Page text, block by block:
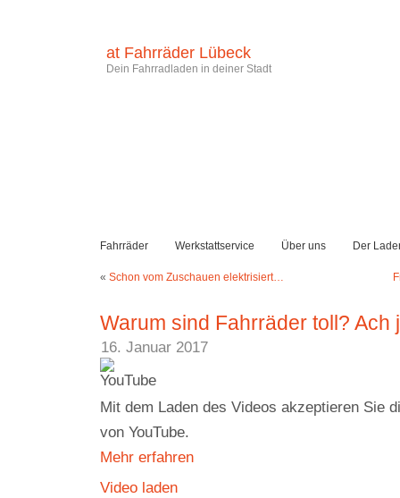
at Fahrräder Lübeck
Dein Fahrradladen in deiner Stadt
Fahrräder Werkstattservice Über uns Der
« Schon vom Zuschauen elektrisiert…
Warum sind Fahrräder toll?
16. Januar 2017
Mit dem Laden des Videos akzeptieren Sie
von YouTube.
Mehr erfahren
Video laden